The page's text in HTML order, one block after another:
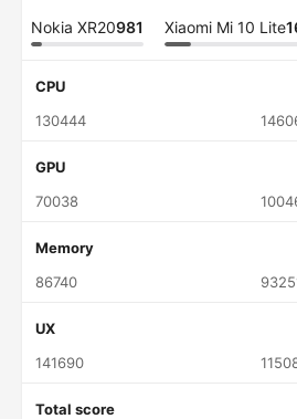
Nokia XR20981 Xiaomi Mi 10 Lite
CPU
130444
GPU
70038
Memory
86740
UX
141690
Total score